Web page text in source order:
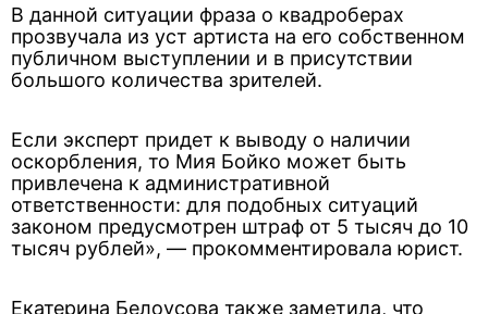
В данной ситуации фраза о квадроберах
прозвучала из уст артиста на его собственном
публичном выступлении и в присутствии
большого количества зрителей.
Если эксперт придет к выводу о наличии
оскорбления, то Мия Бойко может быть
привлечена к административной
ответственности: для подобных ситуаций
законом предусмотрен штраф от 5 тысяч до 10
тысяч рублей», — прокомментировала юрист.
Екатерина Белоусова также заметила, что